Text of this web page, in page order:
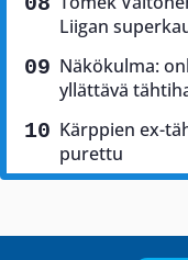
Liigan
Näkökulma:
yllättävä
Kärppien ex-
purettu